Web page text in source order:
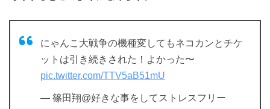
にゃんこ大戦争の機種変してもネコカンとチケ
ットは引き続きされた！よかった〜
pic.twitter.com/TTV5aB51mU
— 篠田翔@好きな事をしてストレスフリー